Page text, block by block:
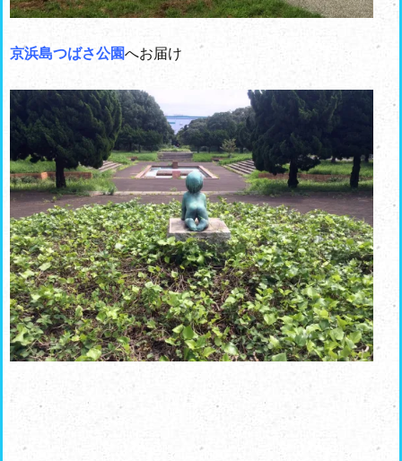
京浜島つばさ公園へお届け